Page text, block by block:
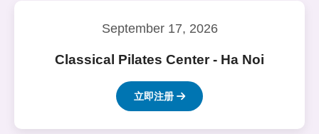
September 17, 2026
Classical Pilates Center - Ha Noi
立即注册